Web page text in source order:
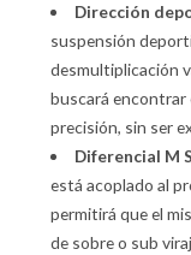
Dirección
suspensión
desmultiplicación
buscará encontrar
precisión, sin ser
Diferencial M
está acoplado al
permitirá que el
de sobre o sub